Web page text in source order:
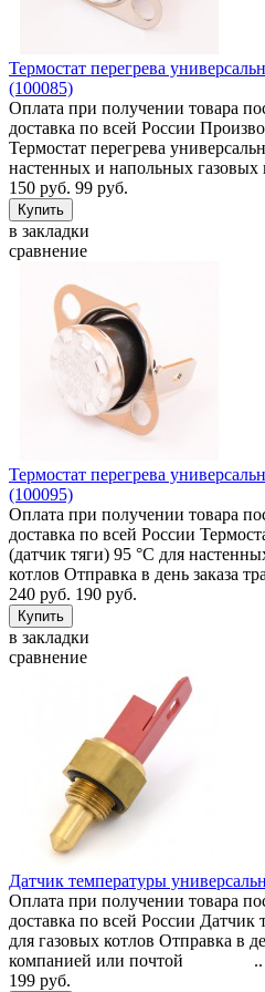
Термостат перегрева
(100085)
Оплата при получении товара
доставка по всей России
Термостат перегрева
настенных и напольных газовых
150 руб. 99 руб.
в закладки
сравнение
Термостат перегрева
(100095)
Оплата при получении товара
доставка по всей России
(датчик тяги) 95 °C для
котлов Отправка в день заказа
240 руб. 190 руб.
в закладки
сравнение
Датчик температуры
Оплата при получении товара
доставка по всей России
для газовых котлов Отправка в
компанией или почтой ..
199 руб.